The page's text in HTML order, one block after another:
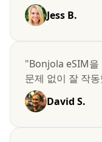
Jess B.
"Bonjola eSIM을
문제 없이 잘 작
David S.